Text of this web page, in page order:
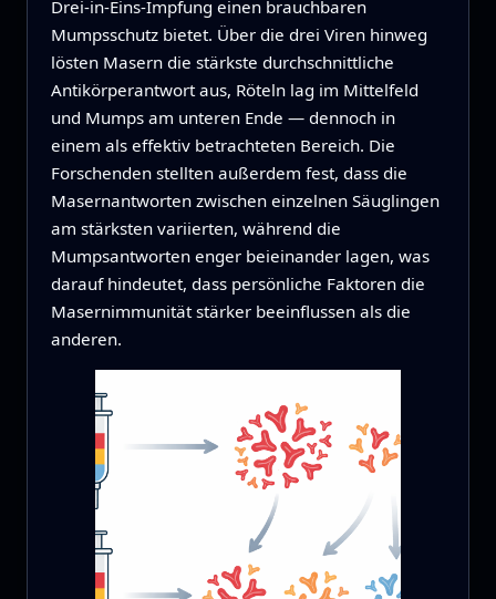
Drei‑in‑Eins‑Impfung einen brauchbaren
Mumpsschutz bietet. Über die drei Viren hinweg
lösten Masern die stärkste durchschnittliche
Antikörperantwort aus, Röteln lag im Mittelfeld
und Mumps am unteren Ende — dennoch in
einem als effektiv betrachteten Bereich. Die
Forschenden stellten außerdem fest, dass die
Masernantworten zwischen einzelnen Säuglingen
am stärksten variierten, während die
Mumpsantworten enger beieinander lagen, was
darauf hindeutet, dass persönliche Faktoren die
Masernimmunität stärker beeinflussen als die
anderen.